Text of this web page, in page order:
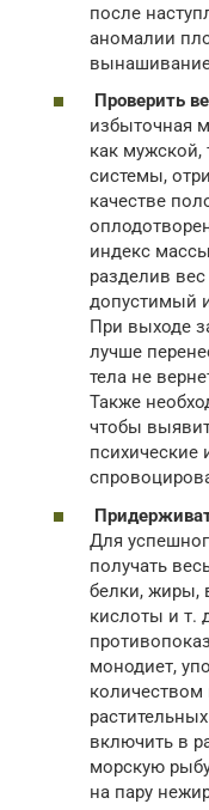
после
аномалии
Проверить
избыточная
как мужской,
системы,
качестве
индекс
разделив
допустимый
При выходе
лучше
тела не
Также
чтобы
психические
Для
получать
белки, жиры,
кислоты и т.
монодиет,
включить в
морскую
на пару